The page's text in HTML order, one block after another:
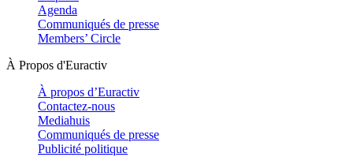
Agenda
Communiqués de presse
Members’ Circle
À Propos d'Euractiv
À propos d’Euractiv
Contactez-nous
Mediahuis
Communiqués de presse
Publicité politique